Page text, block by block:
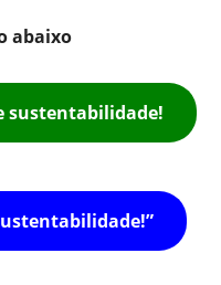
abaixo
sustentabilidade!